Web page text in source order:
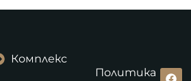
Комплекс
Политика